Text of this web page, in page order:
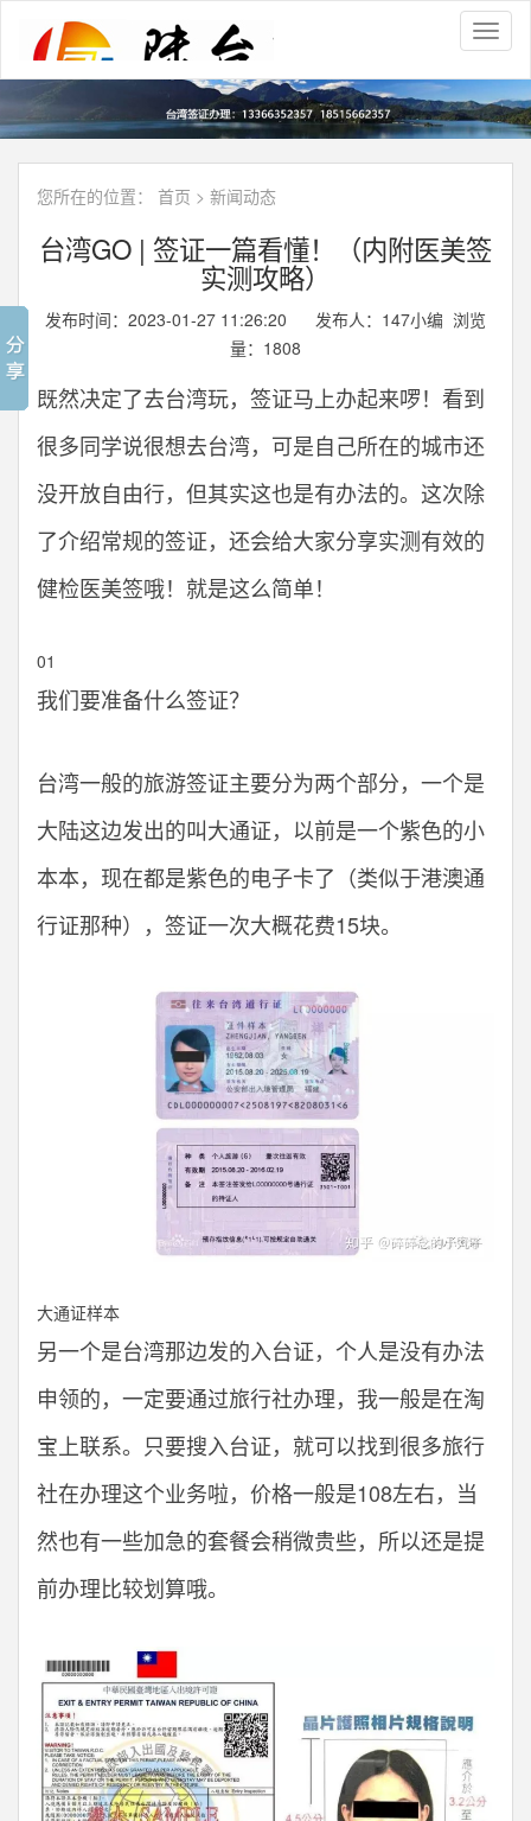
您所在的位置： 首页 > 新闻动态
台湾GO | 签证一篇看懂！（内附医美签
实测攻略）
发布时间：2023-01-27 11:26:20 发布人：147小编 浏览
量： 1808
既然决定了去台湾玩，签证马上办起来啰！看到
很多同学说很想去台湾，可是自己所在的城市还
没开放自由行，但其实这也是有办法的。这次除
了介绍常规的签证，还会给大家分享实测有效的
健检医美签哦！就是这么简单！
01
我们要准备什么签证？
台湾一般的旅游签证主要分为两个部分，一个是
大陆这边发出的叫大通证，以前是一个紫色的小
本本，现在都是紫色的电子卡了（类似于港澳通
行证那种），签证一次大概花费15块。
大通证样本
另一个是台湾那边发的入台证，个人是没有办法
申领的，一定要通过旅行社办理，我一般是在淘
宝上联系。只要搜入台证，就可以找到很多旅行
社在办理这个业务啦，价格一般是108左右，当
然也有一些加急的套餐会稍微贵些，所以还是提
前办理比较划算哦。